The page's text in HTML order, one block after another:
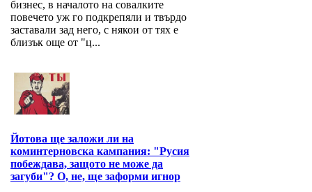
бизнес, в началото на совалките
повечето уж го подкрепяли и твърдо
заставали зад него, с някои от тях е
близък още от "ц...
Йотова ще заложи ли на
коминтерновска кампания: "Русия
побеждава, защото не може да
загуби"? О, не, ще заформи игнор